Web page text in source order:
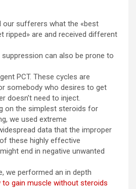
our sufferers what the «best
ripped» are and received different
can also be prone to
PCT. These cycles are
somebody who desires to get
doesn’t need to inject.
on the simplest steroids for
we used extreme
data that the improper
these highly effective
end in negative unwanted
we performed an in depth
to gain muscle without steroids